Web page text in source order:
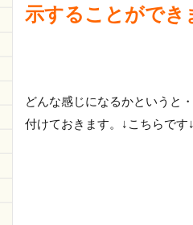
示することができ
どんな感じになるかというと
付けておきます。↓こちらです↓